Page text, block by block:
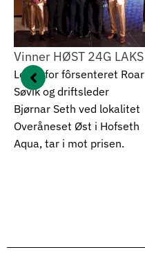
VINNER Høst 24G
ØRRET
Stian Hovland og Kenneth
Samland, begge ledere for
tilvekstsenteret hos Lerøy
Sjøtroll som betjener